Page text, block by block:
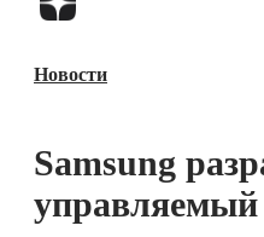
Блокчейн
Новости
Samsung
управляемый